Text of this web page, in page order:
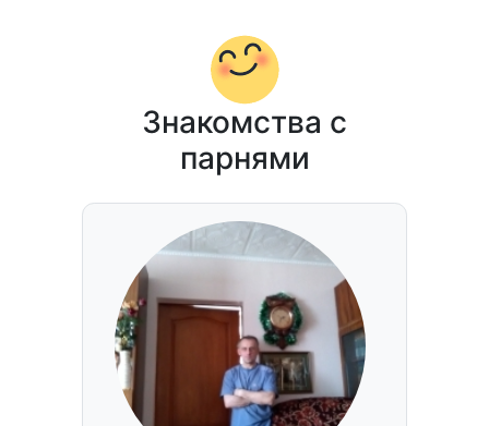
Знакомства с
парнями